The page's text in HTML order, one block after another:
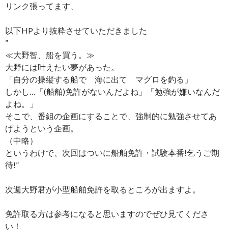
リンク張ってます、
以下HPより抜粋させていただきました
”
≪大野智、船を買う。≫
大野には叶えたい夢があった。
「自分の操縦する船で 海に出て マグロを釣る」
しかし…「(船舶)免許がないんだよね」「勉強が嫌いなんだ
よね。」
そこで、番組の企画にすることで、強制的に勉強させてあ
げようという企画。
（中略）
というわけで、次回はついに船舶免許・試験本番!乞うご期
待!”
次週大野君が小型船舶免許を取るところが出ますよ。
免許取る方は参考になると思いますのでぜひ見てくださ
い！